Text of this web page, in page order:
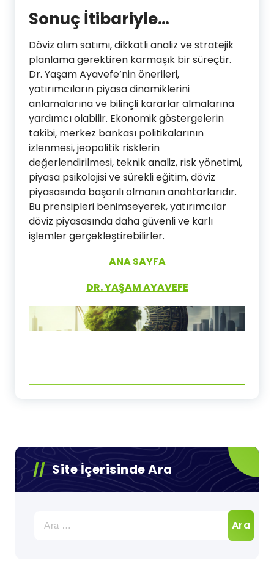
Sonuç İtibariyle…
Döviz alım satımı, dikkatli analiz ve stratejik
planlama gerektiren karmaşık bir süreçtir.
Dr. Yaşam Ayavefe’nin önerileri,
yatırımcıların piyasa dinamiklerini
anlamalarına ve bilinçli kararlar almalarına
yardımcı olabilir. Ekonomik göstergelerin
takibi, merkez bankası politikalarının
izlenmesi, jeopolitik risklerin
değerlendirilmesi, teknik analiz, risk yönetimi,
piyasa psikolojisi ve sürekli eğitim, döviz
piyasasında başarılı olmanın anahtarlarıdır.
Bu prensipleri benimseyerek, yatırımcılar
döviz piyasasında daha güvenli ve karlı
işlemler gerçekleştirebilirler.
ANA SAYFA
DR. YAŞAM AYAVEFE
Site İçerisinde Ara